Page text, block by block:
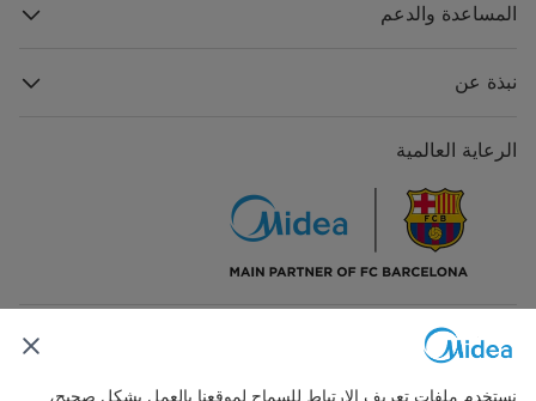
المساعدة والدعم
نبذة عن
الرعاية العالمية
تواصل معنا
نستخدم ملفات تعريف الارتباط للسماح لموقعنا بالعمل بشكل صحيح،